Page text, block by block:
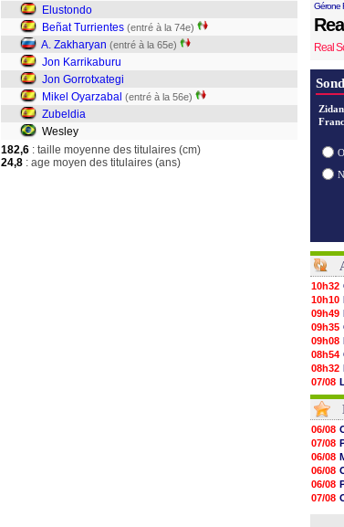
Elustondo
Beñat Turrientes (entré à la 74e)
A. Zakharyan (entré à la 65e)
Jon Karrikaburu
Jon Gorrotxategi
Mikel Oyarzabal (entré à la 56e)
Zubeldia
Wesley
182,6 : taille moyenne des titulaires (cm)
24,8 : age moyen des titulaires (ans)
Gérone
Real
10h32
10h10
09h49
09h35
09h08
08h54
08h32
07/08
07/08
07/08
07/08
07/08
07/08
07/08
07/08
07/08
07/08
06/08
07/08
06/08
06/08
06/08
07/08